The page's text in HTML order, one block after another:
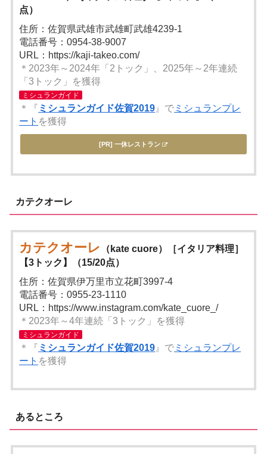
点）
住所：佐賀県武雄市武雄町武雄4239-1
電話番号：0954-38-9007
URL：https://kaji-takeo.com/
＊2023年～2024年「2トック」、2025年～2年連続
「3トック」を獲得
ミシュランガイド
＊『 ミシュランガイド佐賀2019 』で ミシュランプレ
ート を獲得
[PR] 一休レストラン
カテクオーレ
カテクオーレ
（kate cuore）［イタリア料理］
【3トック】（15/20点）
住所：佐賀県伊万里市立花町3997-4
電話番号：0955-23-1110
URL：https://www.instagram.com/kate_cuore_/
＊2023年～4年連続「3トック」を獲得
ミシュランガイド
＊『 ミシュランガイド佐賀2019 』で ミシュランプレ
ート を獲得
あるところ